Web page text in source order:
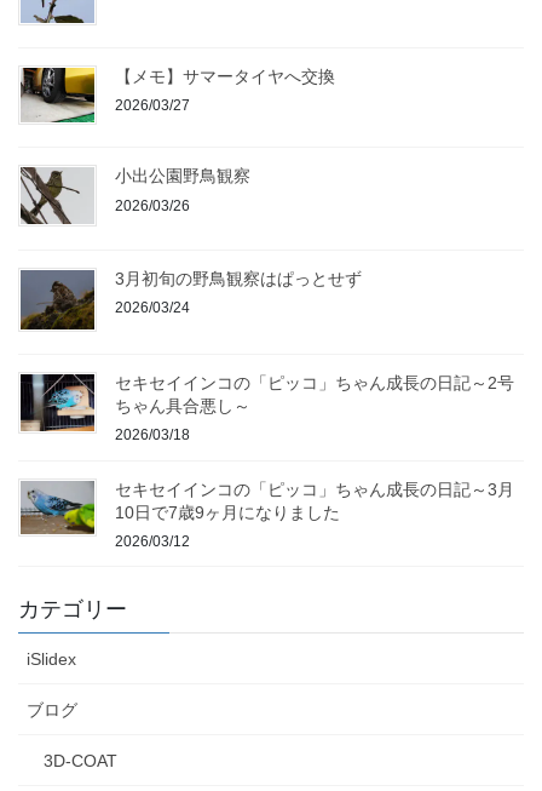
【メモ】サマータイヤへ交換
2026/03/27
小出公園野鳥観察
2026/03/26
3月初旬の野鳥観察はぱっとせず
2026/03/24
セキセイインコの「ピッコ」ちゃん成長の日記～2号
ちゃん具合悪し～
2026/03/18
セキセイインコの「ピッコ」ちゃん成長の日記～3月
10日で7歳9ヶ月になりました
2026/03/12
カテゴリー
iSlidex
ブログ
3D-COAT